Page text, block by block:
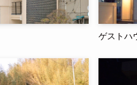
ゲストハ